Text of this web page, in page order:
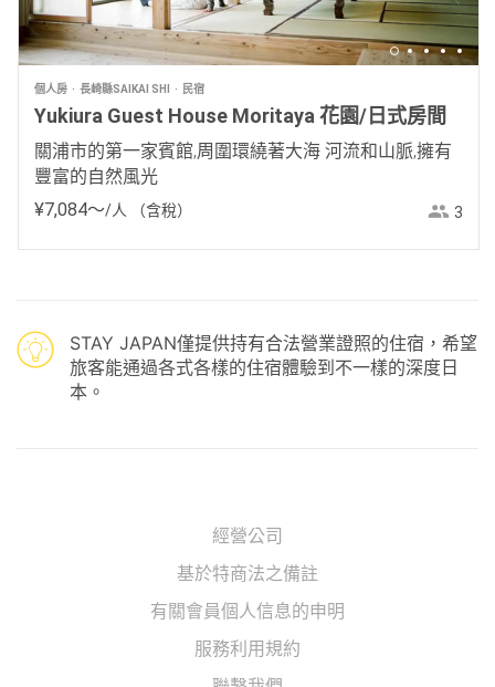
個人房 長崎縣SAIKAI SHI 民宿
Yukiura Guest House Moritaya 花園/日式房間
關浦市的第一家賓館,周圍環繞著大海 河流和山脈,擁有
豐富的自然風光
¥7,084〜/人 （含稅） 3
STAY JAPAN僅提供持有合法營業證照的住宿，希望
旅客能通過各式各樣的住宿體驗到不一樣的深度日
本。
經營公司
基於特商法之備註
有關會員個人信息的申明
服務利用規約